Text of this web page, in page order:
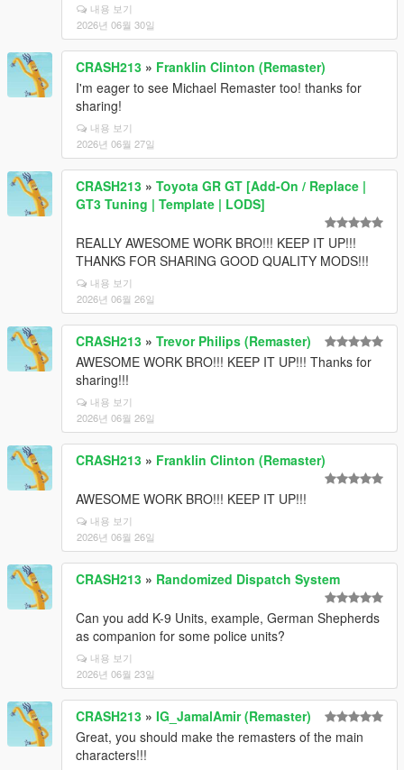
내용 보기
2026년 06월 30일
CRASH213 » Franklin Clinton (Remaster)
I'm eager to see Michael Remaster too! thanks for
sharing!
내용 보기
2026년 06월 27일
CRASH213 » Toyota GR GT [Add-On / Replace |
GT3 Tuning | Template | LODS]
REALLY AWESOME WORK BRO!!! KEEP IT UP!!!
THANKS FOR SHARING GOOD QUALITY MODS!!!
내용 보기
2026년 06월 26일
CRASH213 » Trevor Philips (Remaster)
AWESOME WORK BRO!!! KEEP IT UP!!! Thanks for
sharing!!!
내용 보기
2026년 06월 26일
CRASH213 » Franklin Clinton (Remaster)
AWESOME WORK BRO!!! KEEP IT UP!!!
내용 보기
2026년 06월 26일
CRASH213 » Randomized Dispatch System
Can you add K-9 Units, example, German Shepherds
as companion for some police units?
내용 보기
2026년 06월 23일
CRASH213 » IG_JamalAmir (Remaster)
Great, you should make the remasters of the main
characters!!!